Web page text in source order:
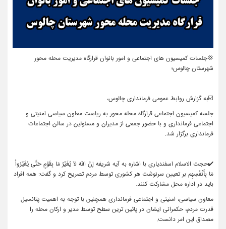
💢جلساتکمیسیون های اجتماعی و امور بانوان قرارگاه مدیریت محله محور
شهرستان چالوس؛
☑️به گزارش روابط عمومی فرمانداری چالوس،
جلسه کمیسیون اجتماعی قرارگاه محله محور به ریاست معاون سیاسی امنیتی و
اجتماعی فرمانداری و با حضور جمعی از مدیران و مسئولین در سالن اجتماعات
فرمانداری برگزار شد.
✔️حجت الاسلام اسفندیاری با اشاره به آیه شریفه إنَّ اللّهَ لاَ یُغَیِّرُ مَا بِقَوْمٍ حَتَّى یُغَیِّرُواْ
مَا بِأَنْفُسِهِم بر تعیین سرنوشت هر کشوری توسط مردم تصریح کرد و گفت: همه افراد
باید در اداره محل مشارکت کنند.
معاون سیاسی، امنیتی و اجتماعی فرمانداری همچنین با توجه به اهمیت پتانسیل
قدرت مردم، حکمرانی ایشان در پائین ترین سطح توسط مدیر و ارکان محله را
مصداق این امر دانست.